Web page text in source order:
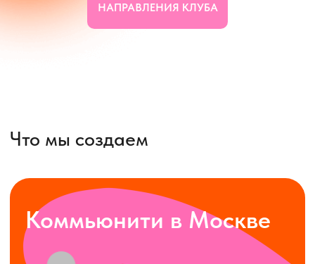
НАПРАВЛЕНИЯ КЛУБА
Коммьюнити в Москве
занятия. Это регулярная,
наполненная событиями жизнь: с
активностями, поддержкой
педагогов и настоящей дружбой